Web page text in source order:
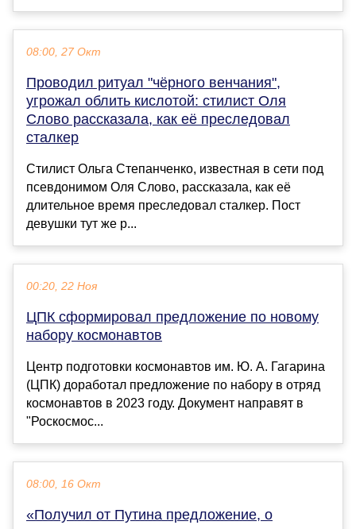
08:00, 27 Окт
Проводил ритуал "чёрного венчания",
угрожал облить кислотой: стилист Оля
Слово рассказала, как её преследовал
сталкер
Стилист Ольга Степанченко, известная в сети под
псевдонимом Оля Слово, рассказала, как её
длительное время преследовал сталкер. Пост
девушки тут же р...
00:20, 22 Ноя
ЦПК сформировал предложение по новому
набору космонавтов
Центр подготовки космонавтов им. Ю. А. Гагарина
(ЦПК) доработал предложение по набору в отряд
космонавтов в 2023 году. Документ направят в
"Роскосмос...
08:00, 16 Окт
«Получил от Путина предложение, о